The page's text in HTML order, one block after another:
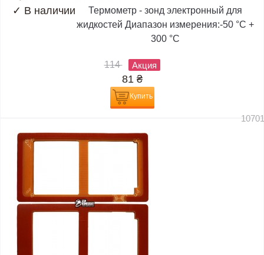
✓ В наличии
Термометр - зонд электронный для
жидкостей Диапазон измерения:-50 °C +
300 °C
114 Акция
81 ₴
Купить